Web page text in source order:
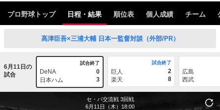
プロ野球トップ 日程・結果 順位表 個人成績 チーム
髙津臣吾×三浦大輔 日本一監督対談（外部/PR）
6月11日の
試合
試合終了
DeNA
0
日本ハム
3
試合終了
巨人
2
楽天
8
広島
西武
セ・パ交流戦 3回戦
6月11日（木）18:00